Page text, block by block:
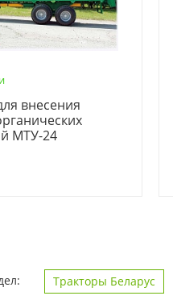
внесения
МТУ-24
Тракторы Беларус